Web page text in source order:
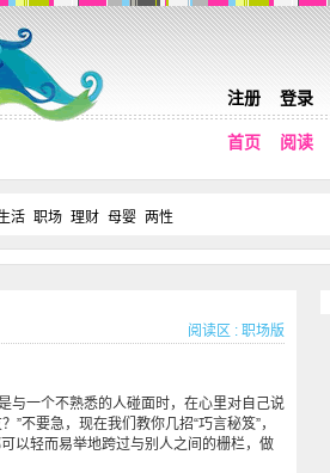
注册 登录
首页 阅读
活 职场 理财 母婴 两性
阅读区 : 职场版
一个不熟悉的人碰面时，在心里对自己说
不要急，现在我们教你几招“巧言秘笈”，
以轻而易举地跨过与别人之间的栅栏，做